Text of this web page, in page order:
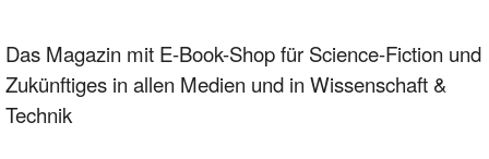
Das Magazin mit E-Book-Shop für Science-Fiction und
Zukünftiges in allen Medien und in Wissenschaft &
Technik